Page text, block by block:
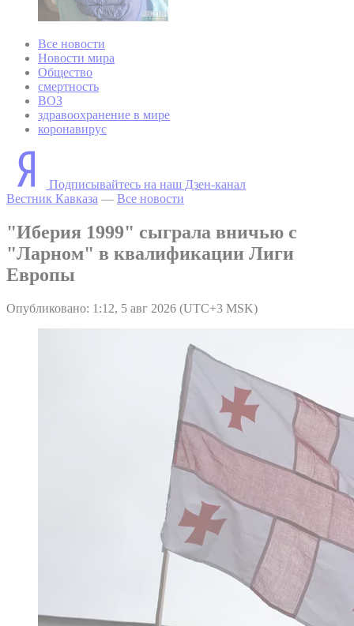
Все новости
Новости мира
Общество
смертность
ВОЗ
здравоохранение в мире
коронавирус
Подписывайтесь на наш Дзен-канал
Вестник Кавказа — Все новости
"Иберия 1999" сыграла вничью с
"Ларном" в квалификации Лиги
Европы
Опубликовано: 1:12, 5 авг 2026 (UTC+3 MSK)